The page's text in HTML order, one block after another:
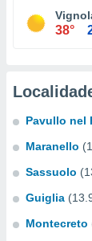
38°
Pavullo nel
Maranello
Sassuolo
Guiglia
Montecreto